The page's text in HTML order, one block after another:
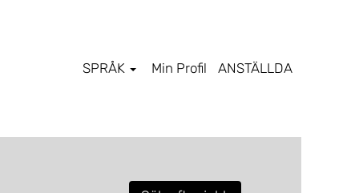
SPRÅK Min Profil ANSTÄLLDA